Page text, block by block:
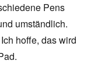
Pens
umständlich.
hoffe, das wird